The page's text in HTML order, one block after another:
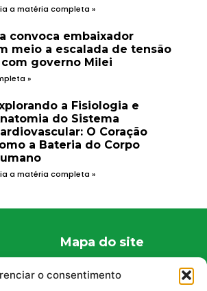
o consentimento
a matéria completa »
convoca embaixador
meio a escalada de tensão
governo Milei
»
a Fisiologia e
do Sistema
O Coração
a Bateria do Corpo
a matéria completa »
Mapa do site
Home